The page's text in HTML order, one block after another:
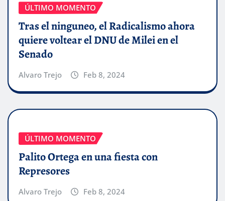
ÚLTIMO MOMENTO
Tras el ninguneo, el Radicalismo ahora
quiere voltear el DNU de Milei en el
Senado
Alvaro Trejo Feb 8, 2024
ÚLTIMO MOMENTO
Palito Ortega en una fiesta con
Represores
Alvaro Trejo Feb 8, 2024